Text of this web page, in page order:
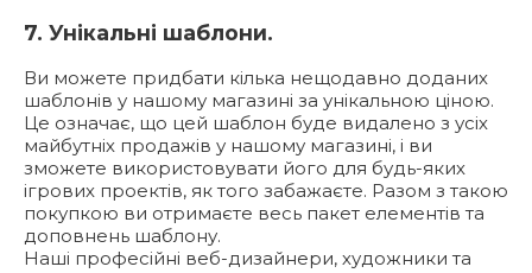
7. Унікальні шаблони.
Ви можете придбати кілька нещодавно доданих
шаблонів у нашому магазині за унікальною ціною.
Це означає, що цей шаблон буде видалено з усіх
майбутніх продажів у нашому магазині, і ви
зможете використовувати його для будь-яких
ігрових проектів, як того забажаєте. Разом з такою
покупкою ви отримаєте весь пакет елементів та
доповнень шаблону.
Наші професійні веб-дизайнери, художники та